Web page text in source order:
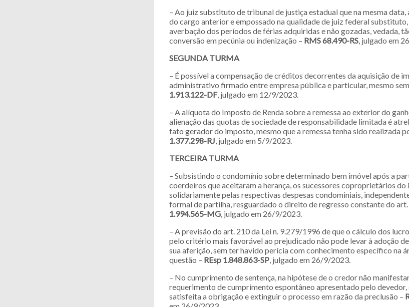
– Ao juiz substituto de tribunal de justiça estadual que na mesma data,
do cargo anterior e empossado na qualidade de juiz federal
averbação dos períodos de férias adquiridas e não gozadas, vedada,
conversão em pecúnia ou indenização – RMS 68.490-RS, julgado em
SEGUNDA TURMA
– É possível a compensação de créditos decorrentes da aquisição de
administrativo firmado entre empresa pública e particular, mesmo
1.913.122-DF, julgado em 12/9/2023.
– A alíquota do Imposto de Renda sobre a remessa ao exterior do
alienação das quotas de sociedade de responsabilidade limitada é
fato gerador do imposto, mesmo que a remessa tenha sido realizada
1.377.298-RJ, julgado em 5/9/2023.
TERCEIRA TURMA
– Subsistindo o condomínio sobre determinado bem imóvel após a
coerdeiros que aceitaram a herança, os sucessores coproprietários
solidariamente pelas respectivas despesas condominiais,
formal de partilha, resguardado o direito de regresso constante do art.
1.994.565-MG, julgado em 26/9/2023.
– A previsão do art. 210 da Lei n. 9.279/1996 de que o cálculo dos
pelo critério mais favorável ao prejudicado não pode levar à adoção
sua aferição, sem ter havido perícia com conhecimento específico na
questão – REsp 1.848.863-SP, julgado em 26/9/2023.
– No cumprimento de sentença, na hipótese de o credor não
requerimento de cumprimento espontâneo apresentado pelo
satisfeita a obrigação e extinguir o processo em razão da preclusão –